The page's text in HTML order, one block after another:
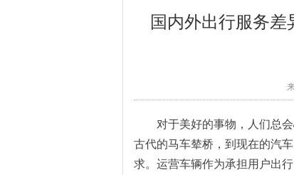
国内外出行服务
对于美好的事物，人们总
古代的马车辇桥，到现在的汽车
求。运营车辆作为承担用户出